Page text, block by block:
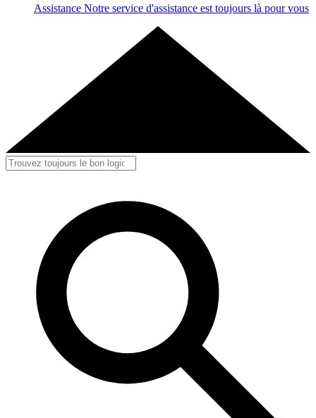
Assistance Notre service d'assistance est toujours là pour vous